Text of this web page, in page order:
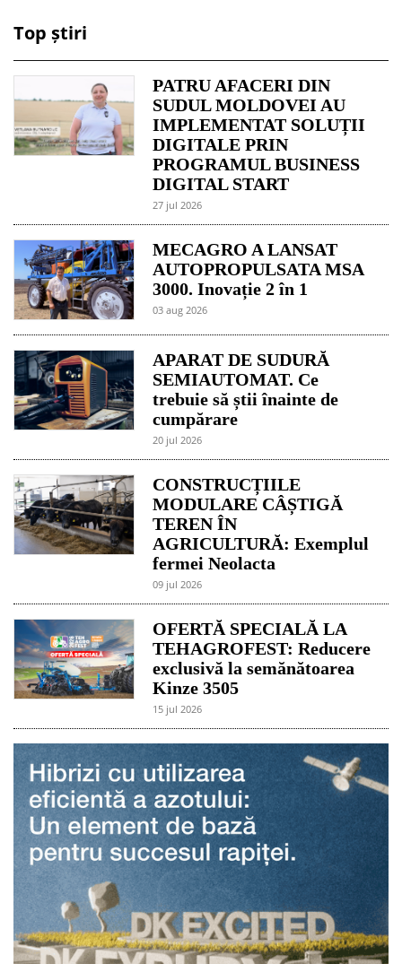
Top știri
PATRU AFACERI DIN
SUDUL MOLDOVEI AU
IMPLEMENTAT SOLUȚII
DIGITALE PRIN
PROGRAMUL BUSINESS
DIGITAL START
27 jul 2026
MECAGRO A LANSAT
AUTOPROPULSATA MSA
3000. Inovație 2 în 1
03 aug 2026
APARAT DE SUDURĂ
SEMIAUTOMAT. Ce
trebuie să știi înainte de
cumpărare
20 jul 2026
CONSTRUCȚIILE
MODULARE CÂȘTIGĂ
TEREN ÎN
AGRICULTURĂ: Exemplul
fermei Neolacta
09 jul 2026
OFERTĂ SPECIALĂ LA
TEHAGROFEST: Reducere
exclusivă la semănătoarea
Kinze 3505
15 jul 2026